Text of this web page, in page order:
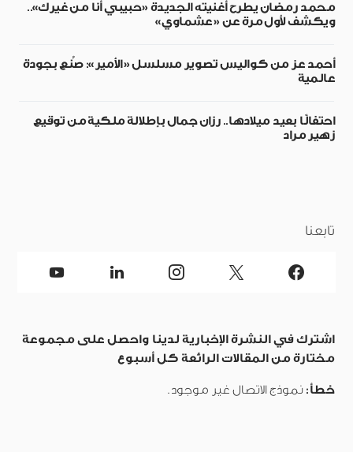
محمد رمضان يطرح أغنيته الجديدة «حبيبي أنا من غيرك»..
ويكشف لأول مرة عن «عشماوي»
أحمد عز من كواليس تصوير مسلسل «الأمير»: صُنع بجودة
عالمية
احتفالًا بعيد ميلادها.. رزان جمال بإطلالة ملكية من توقيع
زهير مراد
تابعنا
اشترك في النشرة الإخبارية لدينا واحصل على مجموعة
مختارة من المقالات الرائعة كل أسبوع
خطأ: نموذج الاتصال غير موجود.